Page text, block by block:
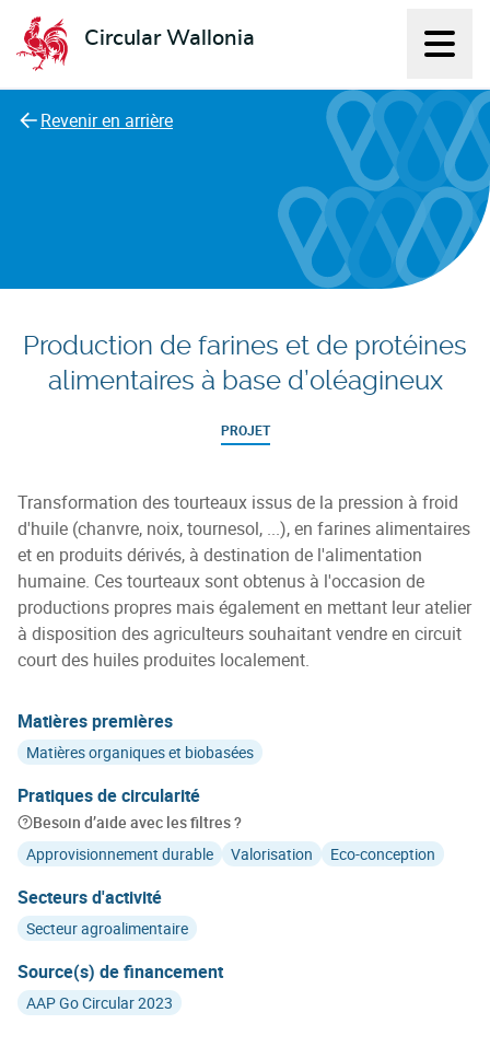
Circular Wallonia
L'économie circulaire
Revenir en arrière
Production de farines et de protéines
alimentaires à base d’oléagineux
PROJET
Transformation des tourteaux issus de la pression à froid
d'huile (chanvre, noix, tournesol, ...), en farines alimentaires
et en produits dérivés, à destination de l'alimentation
humaine. Ces tourteaux sont obtenus à l'occasion de
productions propres mais également en mettant leur atelier
à disposition des agriculteurs souhaitant vendre en circuit
court des huiles produites localement.
Matières premières
Matières organiques et biobasées
Pratiques de circularité
Besoin d’aide avec les filtres ?
Approvisionnement durable
Valorisation Eco-conception
Secteurs d'activité
Secteur agroalimentaire
Source(s) de financement
AAP Go Circular 2023